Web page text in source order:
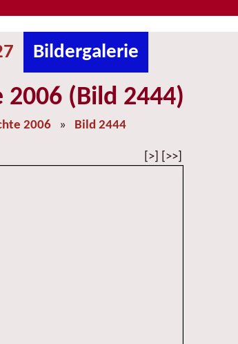
Bildergalerie
(Bild 2444)
2006 » Bild 2444
[>] [>>]